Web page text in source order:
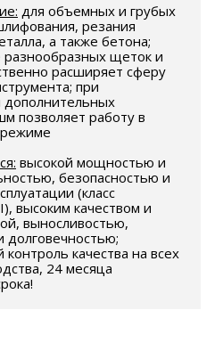
для объемных и грубых
резания
а также бетона;
разнообразных щеток и
расширяет сферу
при
дополнительных
позволяет работу в
высокой мощностью и
безопасностью и
(класс
высоким качеством и
выносливостью,
качества на всех
24 месяца